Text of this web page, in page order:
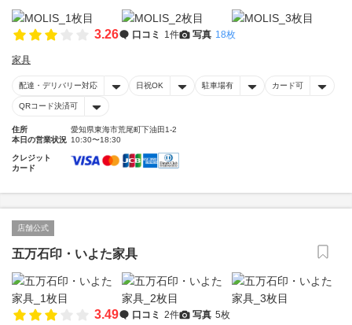
3.26 口コミ 1件 写真 18枚
家具
配達・デリバリー対応 日祝OK 駐車場有 カード可
QRコード決済可
住所
愛知県東海市荒尾町下油田1-2
本日の営業状況 10:30〜18:30
クレジット
カード
店舗公式
五万石印・いよた家具
3.49 口コミ 2件 写真 5枚